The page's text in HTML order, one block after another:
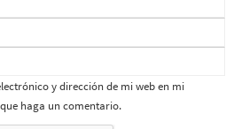
y dirección de mi web en mi
haga un comentario.